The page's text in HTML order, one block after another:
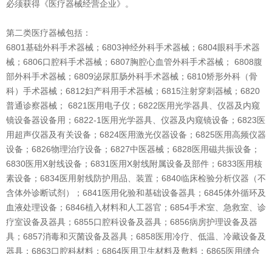
必须获得《医疗器械经营企业》。
第二类医疗器械包括：
6801基础外科手术器械；6803神经外科手术器械；6804眼科手术器
械；6806口腔科手术器械；6807胸腔心血管外科手术器械； 6808腹
部外科手术器械；6809泌尿肛肠外科手术器械；6810矫形外科（骨
科）手术器械；6812妇产科用手术器械；6815注射穿刺器械；6820
普通诊察器械； 6821医用电子仪；6822医用光学器具、仪器及内窥
镜设备器设备用；6822-1医用光学器具、仪器及内窥镜设备；6823医
用超声仪器及有关设备；6824医用激光仪器设备；6825医用高频仪器
设备；6826物理治疗设备；6827中医器械；6828医用磁共振设备；
6830医用X射线设备；6831医用X射线附属设备及部件；6833医用核
素设备；6834医用射线防护用品、装置；6840临床检验分析仪器（不
含体外诊断试剂）；6841医用化验和基础设备器具；6845体外循环及
血液处理设备；6846植入材料和人工器官；6854手术室、急救室、诊
疗室设备及器具；6855口腔科设备及器具；6856病房护理设备及器
具；6857消毒和灭菌设备及器具；6858医用冷疗、低温、冷藏设备及
器具；6863口腔科材料；6864医用卫生材料及敷料；6865医用缝合